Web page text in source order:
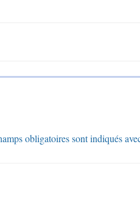
obligatoires sont indiqués